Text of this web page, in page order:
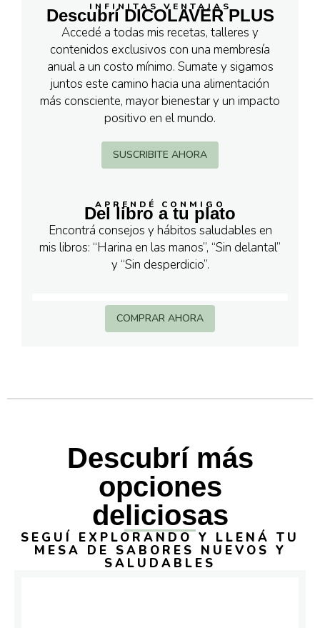
INFINITAS VENTAJAS
Descubrí DICOLAVER PLUS
Accedé a todas mis recetas, talleres y
contenidos exclusivos con una membresía
anual a un costo mínimo. Sumate y sigamos
juntos este camino hacia una alimentación
más consciente, mayor bienestar y un impacto
positivo en el mundo.
SUSCRIBITE AHORA
APRENDÉ CONMIGO
Del libro a tu plato
Encontrá consejos y hábitos saludables en
mis libros: “Harina en las manos”, “Sin delantal”
y “Sin desperdicio”.
COMPRAR AHORA
Descubrí más
opciones
deliciosas
SEGUÍ EXPLORANDO Y LLENÁ TU
MESA DE SABORES NUEVOS Y
SALUDABLES